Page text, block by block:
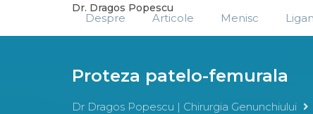
Dr. Dragos Popescu
Despre Articole Menisc
Proteza patelo-femurala
Dr Dragos Popescu | Chirurgia Genunchiului